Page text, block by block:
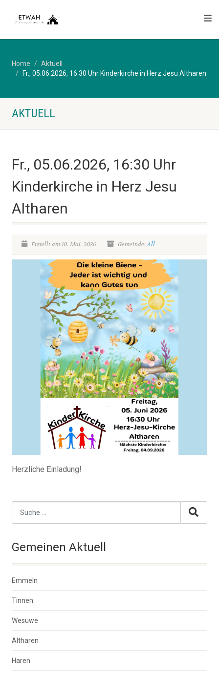
Home
Aktuell
Fr., 05.06.2026, 16:30 Uhr Kinderkirche in Herz Jesu Altharen
AKTUELL
Fr., 05.06.2026, 16:30 Uhr
Kinderkirche in Herz Jesu
Altharen
Erstellt am 10. Mai. 2026 Gemeinde:All
Herzliche Einladung!
Gemeinen Aktuell
Emmeln
Tinnen
Wesuwe
Altharen
Haren